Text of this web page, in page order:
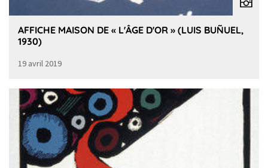
AFFICHE MAISON DE « L'ÂGE D'OR » (LUIS BUÑUEL,
1930)
19 avril 2019